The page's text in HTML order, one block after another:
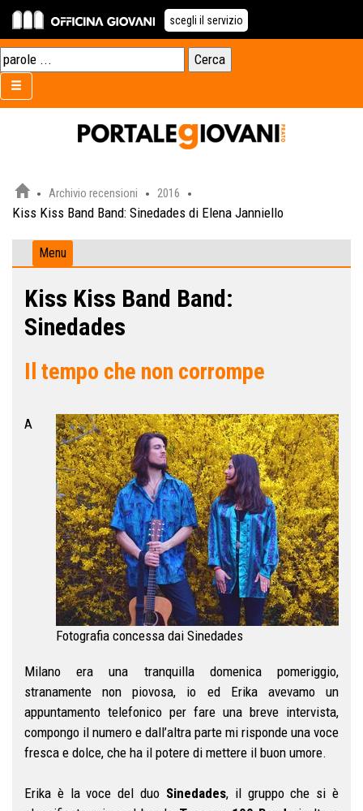
scegli il servizio
Archivio recensioni 2016
Kiss Kiss Band Band: Sinedades di Elena Janniello
Menu
Kiss Kiss Band Band:
Sinedades
Il tempo che non corrompe
Fotografia concessa dai Sinedades
A
Milano era una tranquilla domenica pomeriggio,
stranamente non piovosa, io ed Erika avevamo un
appuntamento telefonico per fare una breve intervista,
compongo il numero e dall’altra parte mi risponde una voce
fresca e dolce, che ha il potere di mettere il buon umore.
Erika è la voce del duo Sinedades, il gruppo che si è